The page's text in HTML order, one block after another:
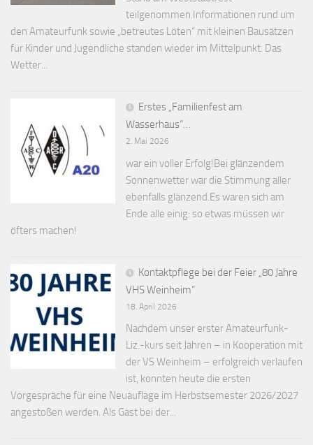
teilgenommen.Informationen rund um
den Amateurfunk sowie „betreutes Löten“ mit kleinen Bausätzen
für Kinder und Jugendliche standen wieder im Mittelpunkt. Das
Wetter...
Erstes „Familienfest am
Wasserhaus“…
2. Mai 2026
war ein voller Erfolg!Bei glänzendem
Sonnenwetter war die Stimmung aller
ebenfalls glänzend.Es waren sich am
Ende alle einig: so etwas müssen wir
öfters machen!
Kontaktpflege bei der Feier „80 Jahre
VHS Weinheim“
18. April 2026
Nachdem unser erster Amateurfunk-
Liz.-kurs seit Jahren – in Kooperation mit
der VS Weinheim – erfolgreich verlaufen
ist, konnten heute die ersten
Vorgespräche für eine Neuauflage im Herbstsemester 2026/2027
angestoßen werden. Als Gast bei der...